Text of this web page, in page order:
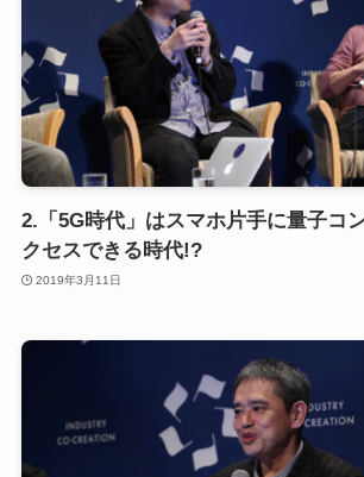
2.「5G時代」はスマホ片手に量子コ
クセスできる時代!?
2019年3月11日